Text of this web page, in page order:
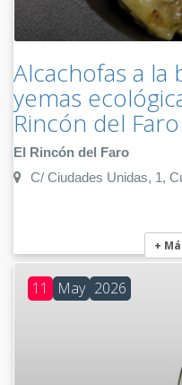
Alcachofas a la
yemas
Rincón del Faro
El Rincón del Faro
C/ Ciudades Unidas, 1,
+
11 May 2026